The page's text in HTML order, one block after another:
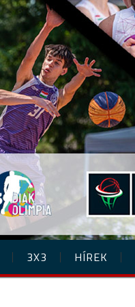
3X3 HÍREK